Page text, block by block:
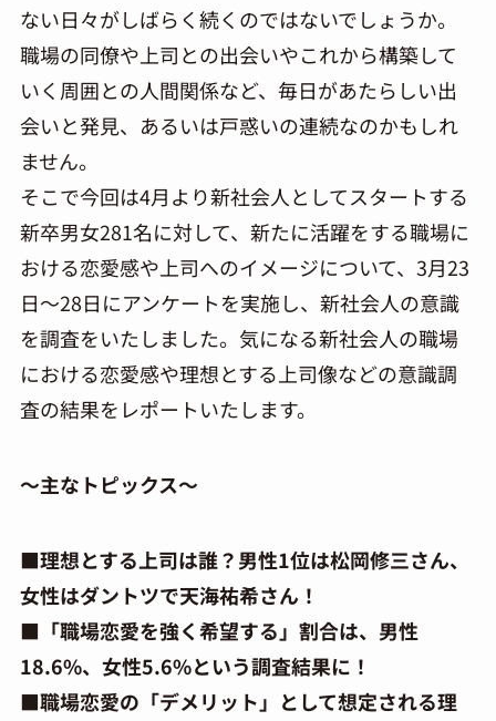
ない日々がしばらく続くのではないでしょうか。
職場の同僚や上司との出会いやこれから構築して
いく周囲との人間関係など、毎日があたらしい出
会いと発見、あるいは戸惑いの連続なのかもしれ
ません。
そこで今回は4月より新社会人としてスタートする
新卒男女281名に対して、新たに活躍をする職場に
おける恋愛感や上司へのイメージについて、3月23
日～28日にアンケートを実施し、新社会人の意識
を調査をいたしました。気になる新社会人の職場
における恋愛感や理想とする上司像などの意識調
査の結果をレポートいたします。
～主なトピックス～
■理想とする上司は誰？男性1位は松岡修三さん、
女性はダントツで天海祐希さん！
■「職場恋愛を強く希望する」割合は、男性
18.6%、女性5.6%という調査結果に！
■職場恋愛の「デメリット」として想定される理